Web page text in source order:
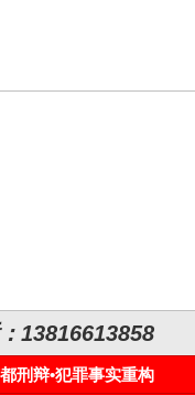
13816613858
刑辩•犯罪事实重构